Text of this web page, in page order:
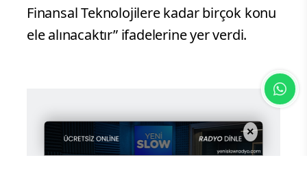
Finansal Teknolojilere kadar birçok konu
ele alınacaktır” ifadelerine yer verdi.
×